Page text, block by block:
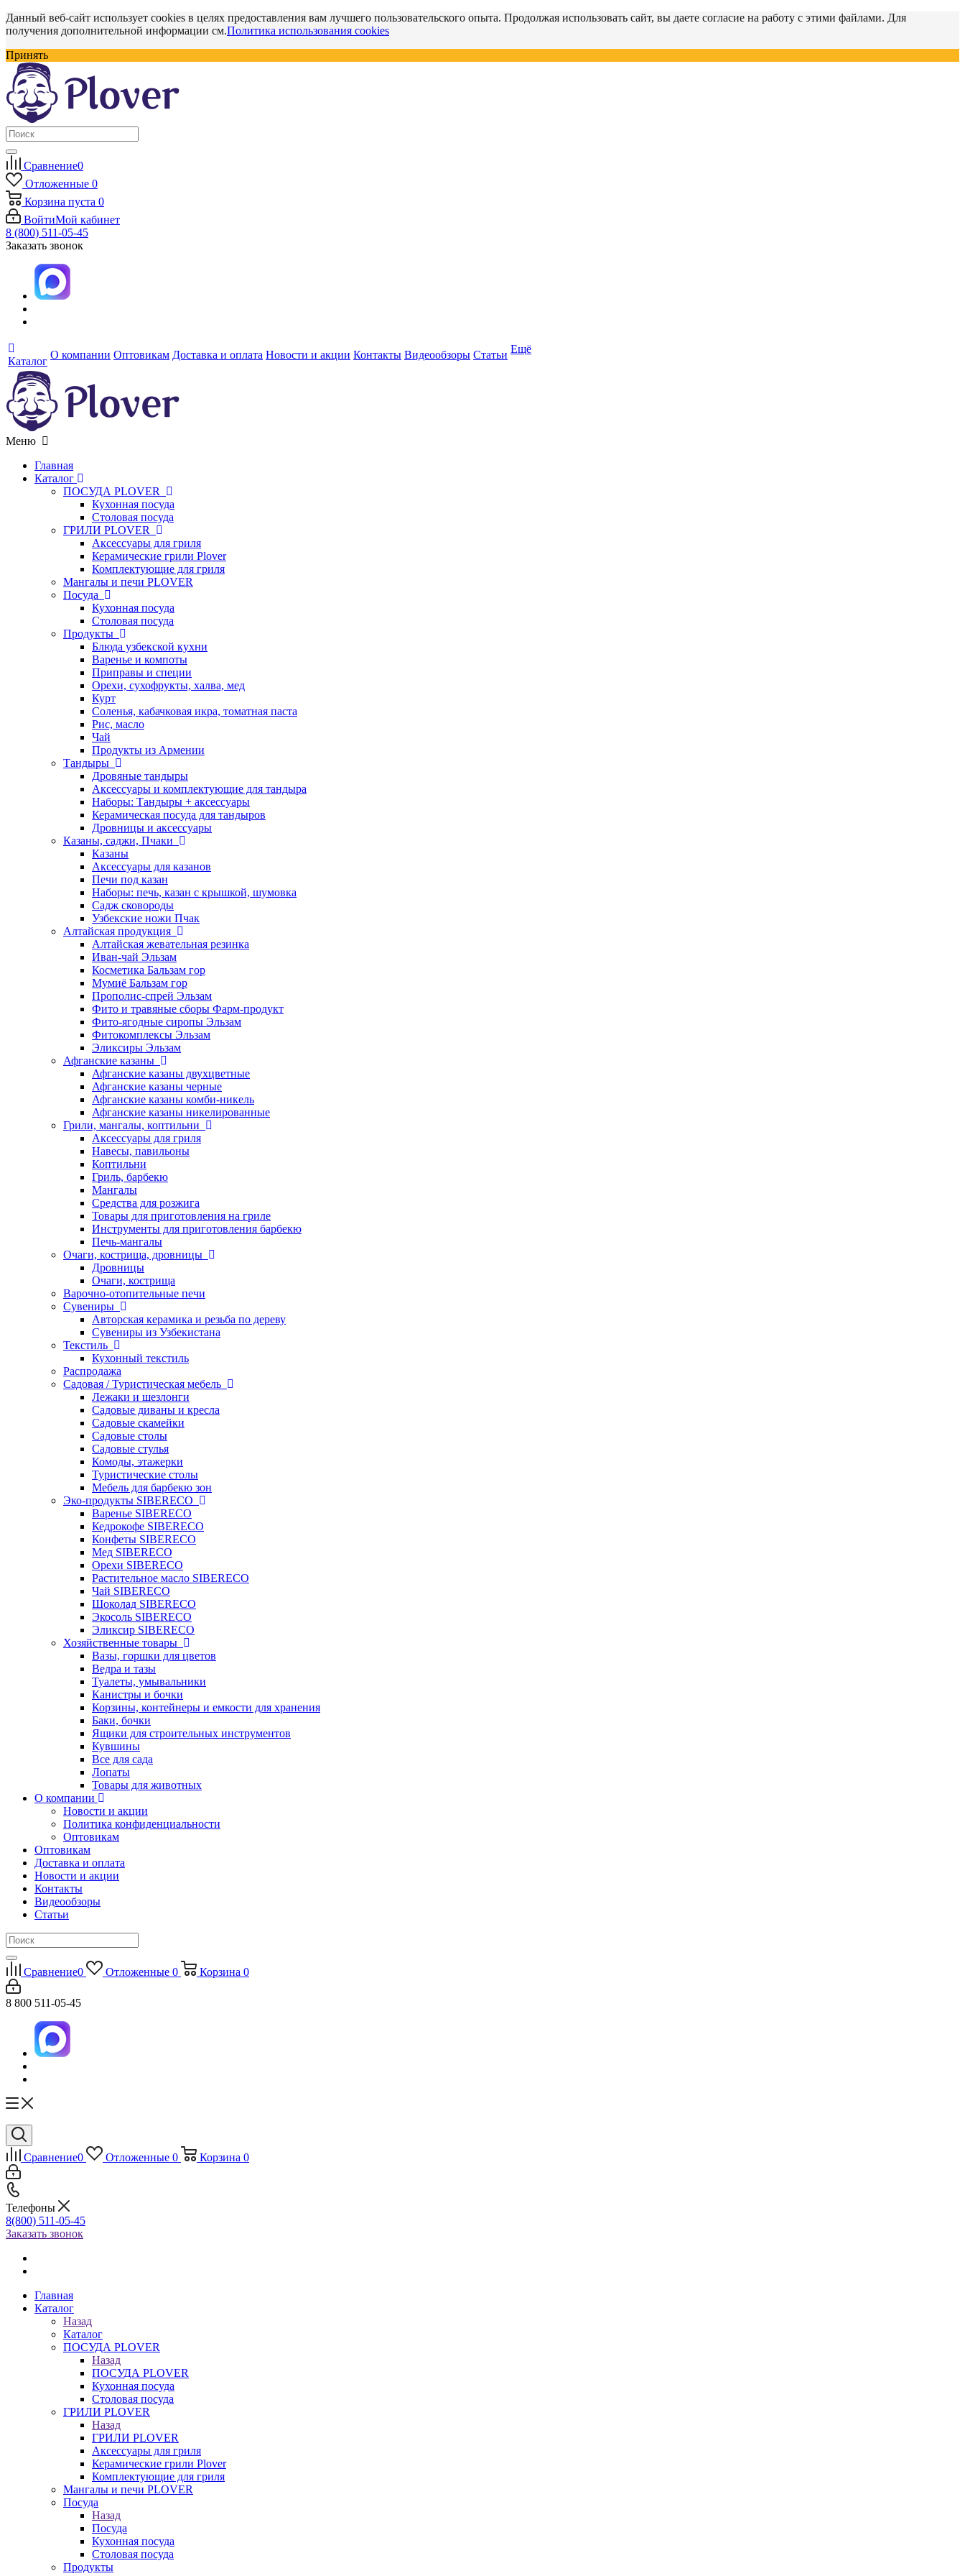
Данный веб-сайт использует cookies в целях предоставления вам лучшего пользовательского опыта. Продолжая использовать сайт, вы даете согласие на работу с этими файлами. Для
получения дополнительной информации см.Политика использования cookies
Принять
Сравнение0
Отложенные 0
Корзина пуста 0
ВойтиМой кабинет
8 (800) 511-05-45
Заказать звонок
Каталог
О компании Оптовикам Доставка и оплата Новости и акции Контакты Видеообзоры Статьи Ещё
Меню
Главная
Каталог
ПОСУДА PLOVER
Кухонная посуда
Столовая посуда
ГРИЛИ PLOVER
Аксессуары для гриля
Керамические грили Plover
Комплектующие для гриля
Мангалы и печи PLOVER
Посуда
Кухонная посуда
Столовая посуда
Продукты
Блюда узбекской кухни
Варенье и компоты
Приправы и специи
Орехи, сухофрукты, халва, мед
Курт
Соленья, кабачковая икра, томатная паста
Рис, масло
Чай
Продукты из Армении
Тандыры
Дровяные тандыры
Аксессуары и комплектующие для тандыра
Наборы: Тандыры + аксессуары
Керамическая посуда для тандыров
Дровницы и аксессуары
Казаны, саджи, Пчаки
Казаны
Аксессуары для казанов
Печи под казан
Наборы: печь, казан с крышкой, шумовка
Садж сковороды
Узбекские ножи Пчак
Алтайская продукция
Алтайская жевательная резинка
Иван-чай Эльзам
Косметика Бальзам гор
Мумиё Бальзам гор
Прополис-спрей Эльзам
Фито и травяные сборы Фарм-продукт
Фито-ягодные сиропы Эльзам
Фитокомплексы Эльзам
Эликсиры Эльзам
Афганские казаны
Афганские казаны двухцветные
Афганские казаны черные
Афганские казаны комби-никель
Афганские казаны никелированные
Грили, мангалы, коптильни
Аксессуары для гриля
Навесы, павильоны
Коптильни
Гриль, барбекю
Мангалы
Средства для розжига
Товары для приготовления на гриле
Инструменты для приготовления барбекю
Печь-мангалы
Очаги, кострища, дровницы
Дровницы
Очаги, кострища
Варочно-отопительные печи
Сувениры
Авторская керамика и резьба по дереву
Сувениры из Узбекистана
Текстиль
Кухонный текстиль
Распродажа
Садовая / Туристическая мебель
Лежаки и шезлонги
Садовые диваны и кресла
Садовые скамейки
Садовые столы
Садовые стулья
Комоды, этажерки
Туристические столы
Мебель для барбекю зон
Эко-продукты SIBERECO
Варенье SIBERECO
Кедрокофе SIBERECO
Конфеты SIBERECO
Мед SIBERECO
Орехи SIBERECO
Растительное масло SIBERECO
Чай SIBERECO
Шоколад SIBERECO
Экосоль SIBERECO
Эликсир SIBERECO
Хозяйственные товары
Вазы, горшки для цветов
Ведра и тазы
Туалеты, умывальники
Канистры и бочки
Корзины, контейнеры и емкости для хранения
Баки, бочки
Ящики для строительных инструментов
Кувшины
Все для сада
Лопаты
Товары для животных
О компании
Новости и акции
Политика конфиденциальности
Оптовикам
Оптовикам
Доставка и оплата
Новости и акции
Контакты
Видеообзоры
Статьи
Сравнение0 Отложенные 0 Корзина 0
8 800 511-05-45
Сравнение0 Отложенные 0 Корзина 0
Телефоны
8(800) 511-05-45
Заказать звонок
Главная
Каталог
Назад
Каталог
ПОСУДА PLOVER
Назад
ПОСУДА PLOVER
Кухонная посуда
Столовая посуда
ГРИЛИ PLOVER
Назад
ГРИЛИ PLOVER
Аксессуары для гриля
Керамические грили Plover
Комплектующие для гриля
Мангалы и печи PLOVER
Посуда
Назад
Посуда
Кухонная посуда
Столовая посуда
Продукты